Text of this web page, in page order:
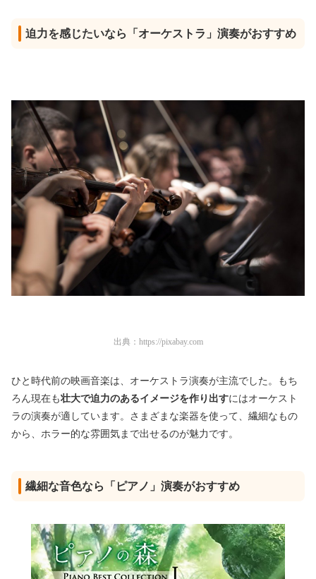
迫力を感じたいなら「オーケストラ」演奏がおすすめ
出典： https://pixabay.com
ひと時代前の映画音楽は、オーケストラ演奏が主流でした。もち
ろん現在も壮大で迫力のあるイメージを作り出すにはオーケスト
ラの演奏が適しています。さまざまな楽器を使って、繊細なもの
から、ホラー的な雰囲気まで出せるのが魅力です。
繊細な音色なら「ピアノ」演奏がおすすめ